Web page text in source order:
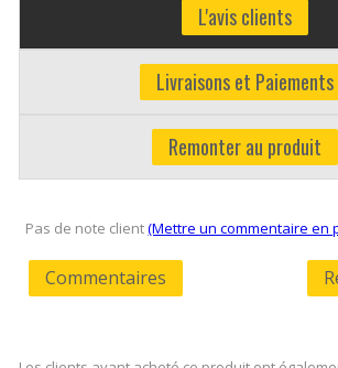
L'avis clients
Livraisons et Paiements
Remonter au produit
Pas de note client(Mettre un commentaire en
Commentaires